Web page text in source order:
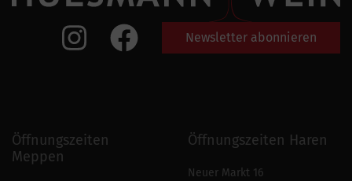
Newsletter abonnieren
Öffnungszeiten
Meppen
Öffnungszeiten Haren
Neuer Markt 16